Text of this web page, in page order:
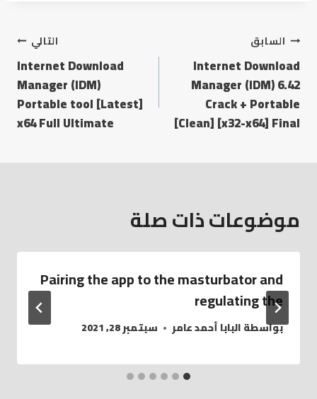
السابق
Internet Download
Manager (IDM) 6.42
Crack + Portable
[Clean] [x32-x64] Final
التالي
Internet Download
Manager (IDM)
Portable tool [Latest]
x64 Full Ultimate
موضوعات ذات صلة
Pairing the app to the masturbator and
regulating the
بواسطةالبابا أحمد عامر سبتمبر 28, 2021